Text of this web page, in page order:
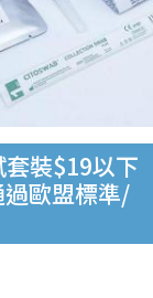
套裝$19以下
歐盟標準/